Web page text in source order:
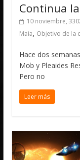
Continua
10 noviembre,
Maia, Objetivo de la
Hace dos
Mob y Pleaides
Pero no
Leer más